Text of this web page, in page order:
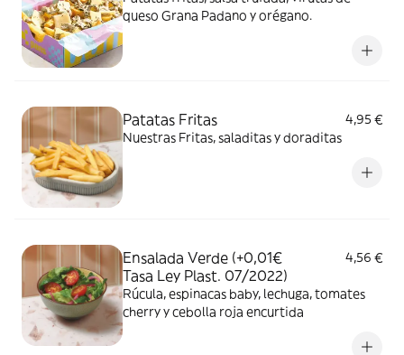
queso Grana Padano y orégano.
Patatas Fritas
4,95 €
Nuestras Fritas, saladitas y doraditas
Ensalada Verde (+0,01€
Tasa Ley Plast. 07/2022)
4,56 €
Rúcula, espinacas baby, lechuga, tomates
cherry y cebolla roja encurtida